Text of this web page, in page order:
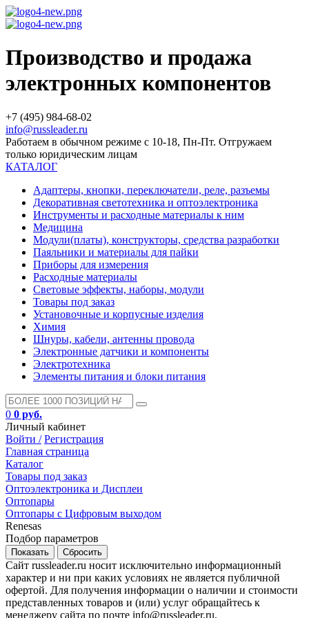
Производство и продажа
электронных компонентов
+7 (495) 984-68-02
info@russleader.ru
Работаем в обычном режиме с 10-18, Пн-Пт. Отгружаем
только юридическим лицам
КАТАЛОГ
Адаптеры, кнопки, переключатели, реле, разъемы
Декоративная светотехника и оптоэлектроника
Инструменты и расходные материалы к ним
Медицина
Модули(платы), конструкторы, средства разработки
Паяльники и материалы для пайки
Приборы для измерения
Расходные материалы
Световые эффекты, наборы, модули
Товары под заказ
Установочные и корпусные изделия
Химия
Шнуры, кабели, антенны провода
Электронные датчики и компоненты
Электротехника
Элементы питания и блоки питания
0 0 руб.
Личный кабинет
Войти / Регистрация
Главная страница
Каталог
Товары под заказ
Оптоэлектроника и Дисплеи
Оптопары
Оптопары с Цифровым выходом
Renesas
Подбор параметров
Сайт russleader.ru носит исключительно информационный
характер и ни при каких условиях не является публичной
офертой. Для получения информации о наличии и стоимости
представленных товаров и (или) услуг обращайтесь к
менеджеру сайта по почте info@russleader.ru.